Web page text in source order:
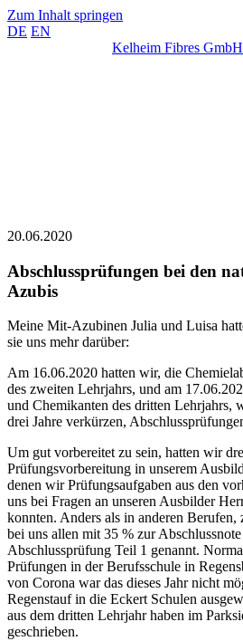
Zum Inhalt springen
DE EN
Kelheim Fibres GmbH
20.06.2020
Abschlussprüfungen bei den
Azubis
Meine Mit-Azubinen Julia und Luisa
sie uns mehr darüber:
Am 16.06.2020 hatten wir, die
des zweiten Lehrjahrs, und am
und Chemikanten des dritten Lehrjahrs,
drei Jahre verkürzen,
Um gut vorbereitet zu sein, hatten wir
Prüfungsvorbereitung in unserem
denen wir Prüfungsaufgaben aus den
uns bei Fragen an unseren Ausbilder
konnten. Anders als in anderen
bei uns allen mit 35 % zur
Abschlussprüfung Teil 1 genannt.
Prüfungen in der Berufsschule in
von Corona war das dieses Jahr nicht
Regenstauf in die Eckert Schulen
aus dem dritten Lehrjahr haben im
geschrieben.